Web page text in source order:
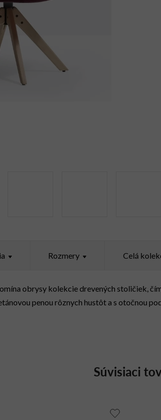
Rozmery Celá
obrysy kolekcie drevených stoličiek,
penou rôznych hustôt a s otočnou
Súvisiaci